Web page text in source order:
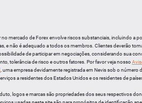
45.617 45.703 86
1.03315 1.03475 160
1911.604 1912.196 592
no mercado de Forex envolve riscos substanciais, incluindo a
e não é adequado a todos os membros. Clientes deverão
de participar em negociações, considerando sua
tolerância de risco e outros fatores. Por favor veja nosso
, uma empresa devidamente registrada em Nevis sob o número
a residentes dos Estados Unidos e os residentes de
logos e marcas são propriedades dos seus respectivos